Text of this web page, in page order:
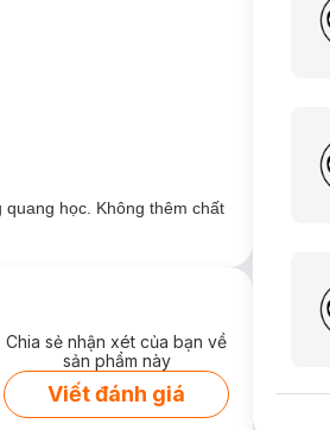
học. Không thêm chất
Chia sẻ nhận xét của bạn về
sản phẩm này
Viết đánh giá